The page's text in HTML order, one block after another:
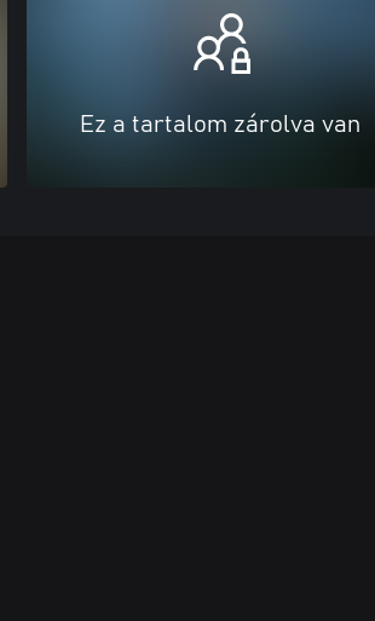
Ez a tartalom zárolva van